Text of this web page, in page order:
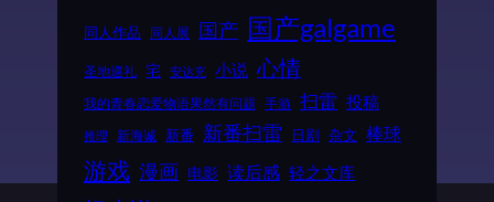
同人作品 同人展 国产 国产galgame
圣地巡礼 宅 安达充 小说 心情
我的青春恋爱物语果然有问题 手游 扫雷 投稿
推理 新海诚 新番 新番扫雷 日剧 杂文 棒球
游戏 漫画 电影 读后感 轻之文库